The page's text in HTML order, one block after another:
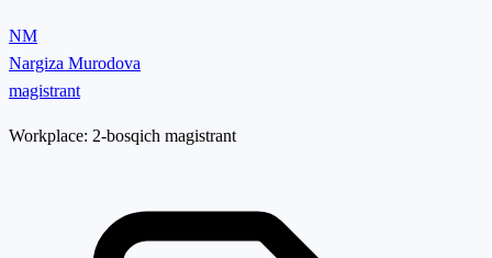
NM
Nargiza Murodova
magistrant
Workplace: 2-bosqich magistrant